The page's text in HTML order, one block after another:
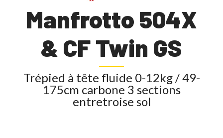
Manfrotto 504X
& CF Twin GS
Trépied à tête fluide 0-12kg / 49-
175cm carbone 3 sections
entretroise sol